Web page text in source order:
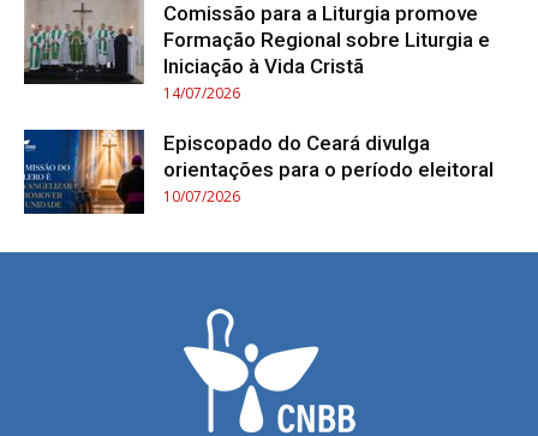
Comissão para a Liturgia promove
Formação Regional sobre Liturgia e
Iniciação à Vida Cristã
14/07/2026
Episcopado do Ceará divulga
orientações para o período eleitoral
10/07/2026